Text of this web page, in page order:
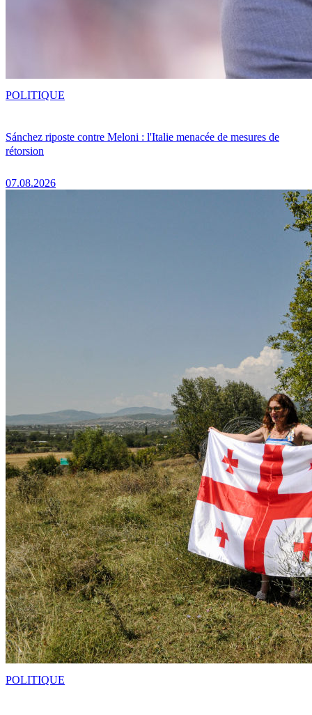
Sánchez riposte contre Meloni : l'Italie menacée de mesures de
rétorsion
07.08.2026
POLITIQUE
POLITIQUE